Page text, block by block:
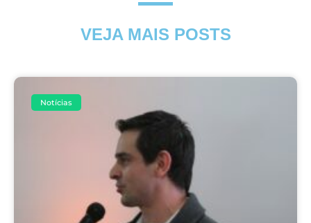
VEJA MAIS POSTS
Notícias